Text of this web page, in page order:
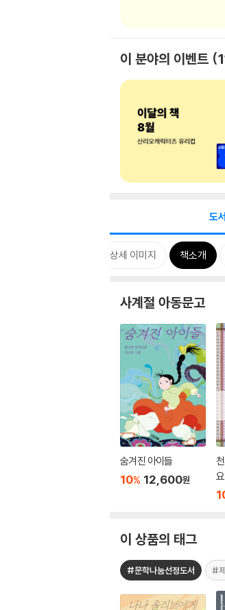
이 분야의 이벤트
도
상세 이미지 책소개
사계절 아동문고
숨겨진 아이들
10% 12,600원
이 상품의 태그
#문학나눔선정도서 #